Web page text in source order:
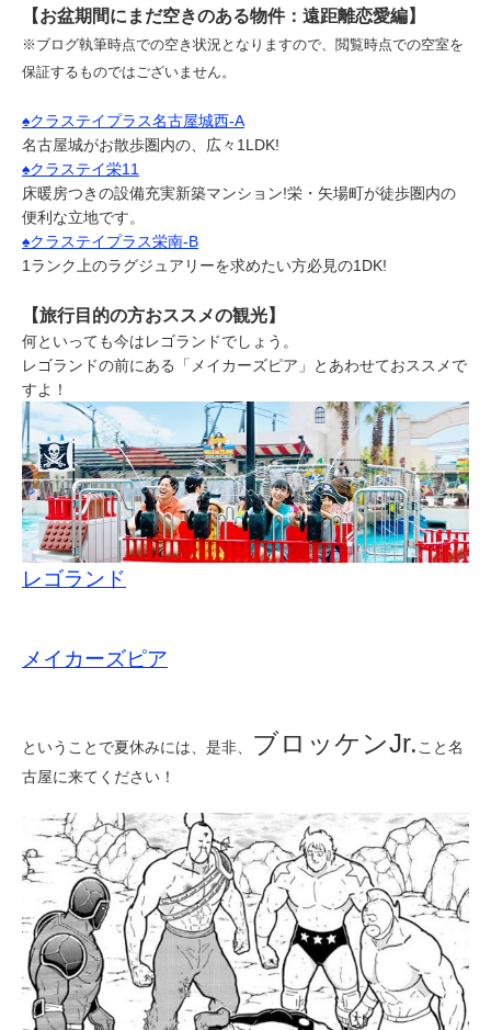
【お盆期間にまだ空きのある物件：遠距離恋愛編】
※ブログ執筆時点での空き状況となりますので、閲覧時点での空室を
保証するものではございません。
♠クラステイプラス名古屋城西-A
名古屋城がお散歩圏内の、広々1LDK!
♠クラステイ栄11
床暖房つきの設備充実新築マンション!栄・矢場町が徒歩圏内の
便利な立地です。
♠クラステイプラス栄南-B
1ランク上のラグジュアリーを求めたい方必見の1DK!
【旅行目的の方おススメの観光】
何といっても今はレゴランドでしょう。
レゴランドの前にある「メイカーズピア」とあわせておススメで
すよ！
レゴランド
メイカーズピア
ということで夏休みには、是非、 ブロッケンJr.こと名
古屋に来てください！